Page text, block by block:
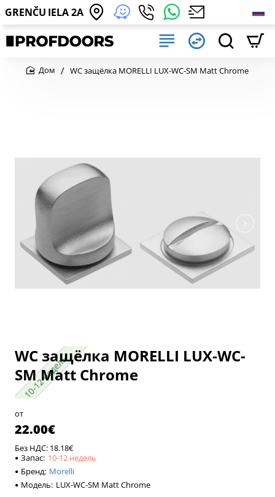
GRENČU IELA 2A
WC защёлка MORELLI LUX-WC-SM Matt Chrome
10-12 недель
10-12 недель
WC защёлка MORELLI LUX-WC-
SM Matt Chrome
от
22.00€
Без НДС: 18.18€
Запас: 10-12 недель
Бренд: Morelli
Модель: LUX-WC-SM Matt Chrome